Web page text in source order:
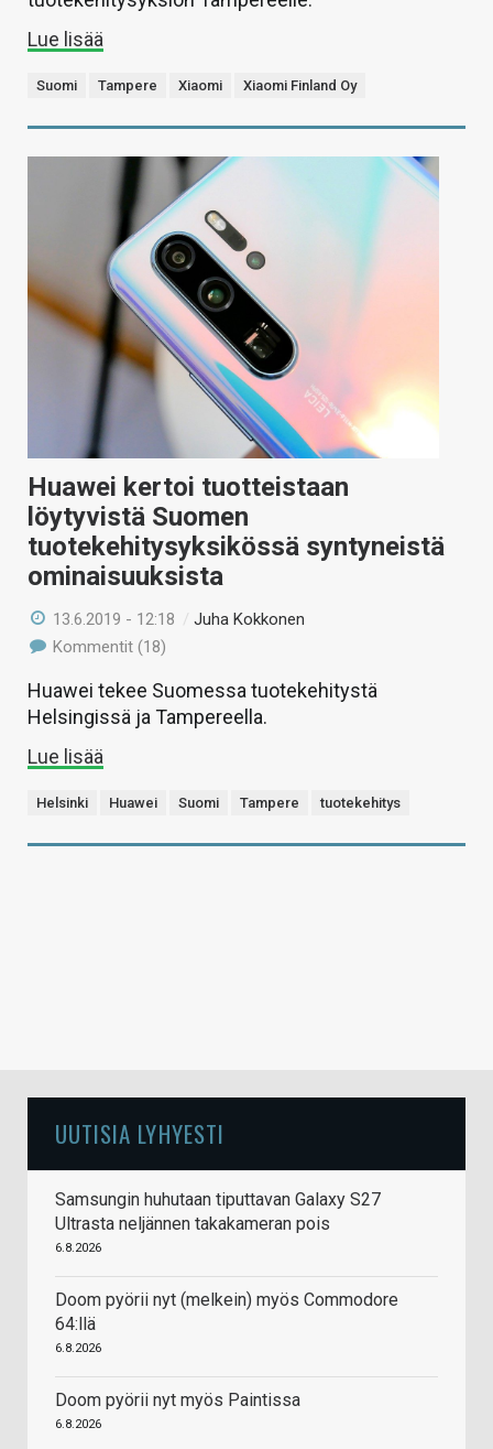
Lue lisää
Suomi Tampere Xiaomi Xiaomi Finland Oy
Huawei kertoi tuotteistaan
löytyvistä Suomen
tuotekehitysyksikössä syntyneistä
ominaisuuksista
13.6.2019 - 12:18 /Juha Kokkonen
Kommentit (18)
Huawei tekee Suomessa tuotekehitystä
Helsingissä ja Tampereella.
Lue lisää
Helsinki Huawei Suomi Tampere tuotekehitys
UUTISIA LYHYESTI
Samsungin huhutaan tiputtavan Galaxy S27
Ultrasta neljännen takakameran pois
6.8.2026
Doom pyörii nyt (melkein) myös Commodore
64:llä
6.8.2026
Doom pyörii nyt myös Paintissa
6.8.2026